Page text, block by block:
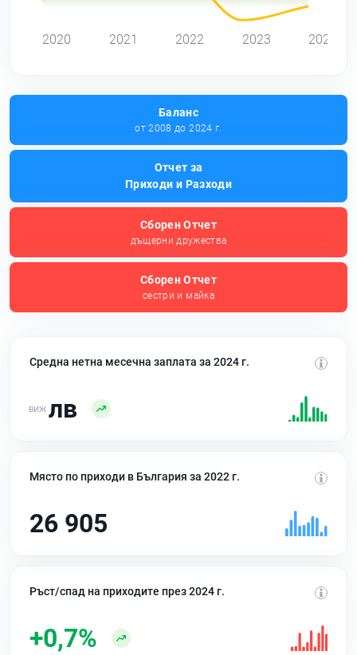
2020 2021 2022 2023 2024
Баланс
от 2008 до 2024 г.
Отчет за
Приходи и Разходи
Сборен Отчет
дъщерни дружества
Сборен Отчет
сестри и майка
Средна нетна месечна заплата за 2024 г.
лв
Място по приходи в България за 2022 г.
26 905
Ръст/спад на приходите през 2024 г.
+0,7%